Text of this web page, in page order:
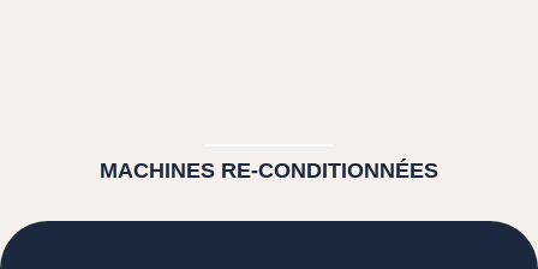
MACHINES RE-CONDITIONNÉES